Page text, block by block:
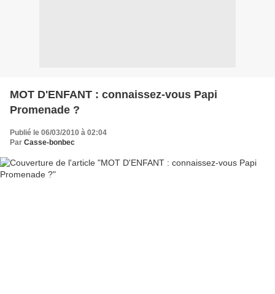
MOT D'ENFANT : connaissez-vous Papi
Promenade ?
Publié le 06/03/2010 à 02:04
Par Casse-bonbec